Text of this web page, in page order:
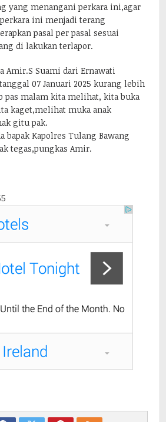
yang menangani perkara ini,agar
ini menjadi terang
pasal per pasal sesuai
di lakukan terlapor.
Amir.S Suami dari Ernawati
07 Januari 2025 kurang lebih
pas malam kita melihat, kita buka
kaget,melihat muka anak
gitu pak.
bapak Kapolres Tulang Bawang
tegas,pungkas Amir.